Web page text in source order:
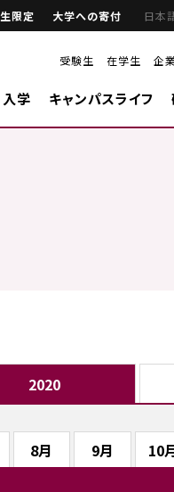
限定 大学への寄付 日本
受験生 在学生 企
入学 キャンパスライフ
2020
8月 9月 10